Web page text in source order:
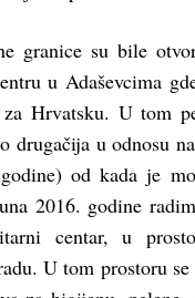
granice su bile
u Adaševcima
za Hrvatsku. U tom
drugačija u odnosu
od kada je
2016. godine
centar, u
U tom prostoru